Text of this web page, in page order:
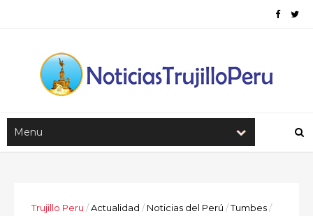
Trujillo Peru /Actualidad / Noticias del Perú /Tumbes/